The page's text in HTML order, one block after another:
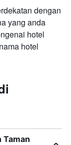
dengan
yang anda
hotel
hotel
Taman